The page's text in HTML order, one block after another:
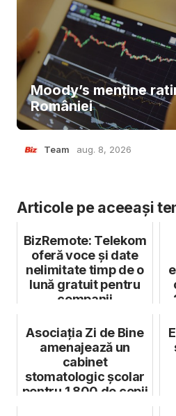
Moody’s menține
României
Team aug. 8, 2026
Articole pe aceeași
BizRemote: Telekom
oferă voce și date
nelimitate timp de o
lună gratuit pentru
companii
Asociația Zi de Bine
amenajează un
cabinet
stomatologic școlar
pentru 1.800 de copii